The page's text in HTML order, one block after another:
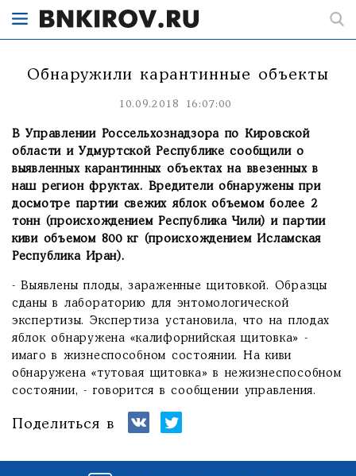
Обнаружили карантинные объекты
10.09.2018 16:07:00
В Управлении Россельхознадзора по Кировской
области и Удмуртской Республике сообщили о
выявленных карантинных объектах на ввезенных в
наш регион фруктах. Вредители обнаружены при
досмотре партии свежих яблок объемом более 2
тонн (происхождением Республика Чили) и партии
киви объемом 800 кг (происхождением Исламская
Республика Иран).
- Выявлены плоды, зараженные щитовкой. Образцы
сданы в лабораторию для энтомологической
экспертизы. Экспертиза установила, что на плодах
яблок обнаружена «калифорнийская щитовка» -
имаго в жизнеспособном состоянии. На киви
обнаружена «тутовая щитовка» в нежизнеспособном
состоянии, - говорится в сообщении управления.
Поделиться в